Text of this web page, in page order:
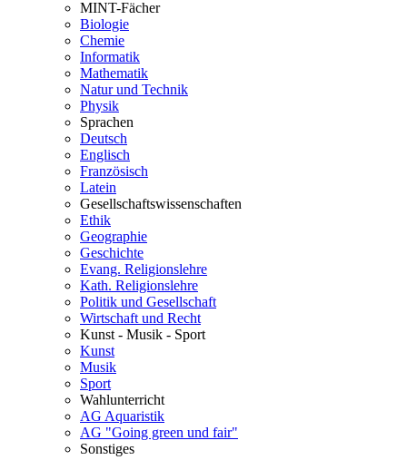
MINT-Fächer
Biologie
Chemie
Informatik
Mathematik
Natur und Technik
Physik
Sprachen
Deutsch
Englisch
Französisch
Latein
Gesellschaftswissenschaften
Ethik
Geographie
Geschichte
Evang. Religionslehre
Kath. Religionslehre
Politik und Gesellschaft
Wirtschaft und Recht
Kunst - Musik - Sport
Kunst
Musik
Sport
Wahlunterricht
AG Aquaristik
AG "Going green und fair"
Sonstiges